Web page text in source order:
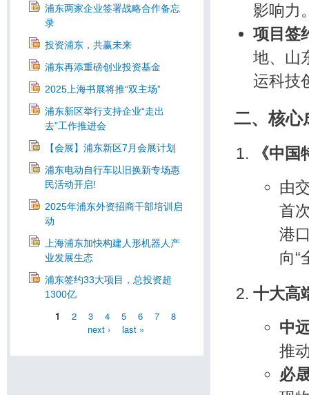
浦东两家企业签署战略合作备忘
录
投资浦东，共赢未来
浦东再添重磅创业投资基金
2025上海书展将推“双主场”
浦东新区举行支持企业“走出
去”工作推进会
【会展】浦东新区7月会展计划
浦东电动自行车以旧换新专场惠
民活动开启!
2025年浦东外资招商干部培训启
动
上海浦东加快构建人形机器人产
业发展生态
浦东签约33大项目，总投资超
1300亿
1 2 3 4 5 6 7
8
next ›
last »
影响力
项目签
地、山
运科技
二、核心
《中
由
首
港
向“
十大高
中
推
必